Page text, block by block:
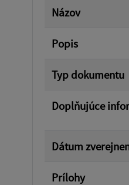
Názov
Popis
Typ dokumentu
Doplňujúce
Dátum
Prílohy